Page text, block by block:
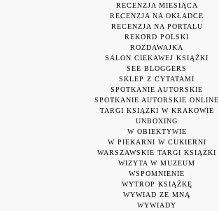
RECENZJA MIESIĄCA
RECENZJA NA OKŁADCE
RECENZJA NA PORTALU
REKORD POLSKI
ROZDAWAJKA
SALON CIEKAWEJ KSIĄŻKI
SEE BLOGGERS
SKLEP Z CYTATAMI
SPOTKANIE AUTORSKIE
SPOTKANIE AUTORSKIE ONLINE
TARGI KSIĄŻKI W KRAKOWIE
UNBOXING
W OBIEKTYWIE
W PIEKARNI W CUKIERNI
WARSZAWSKIE TARGI KSIĄŻKI
WIZYTA W MUZEUM
WSPOMNIENIE
WYTROP KSIĄŻKĘ
WYWIAD ZE MNĄ
WYWIADY